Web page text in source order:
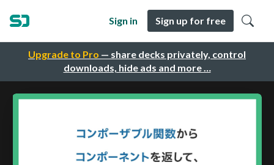
Upgrade to Pro — share decks privately, control
downloads, hide ads and more …
Sign in Sign up for free